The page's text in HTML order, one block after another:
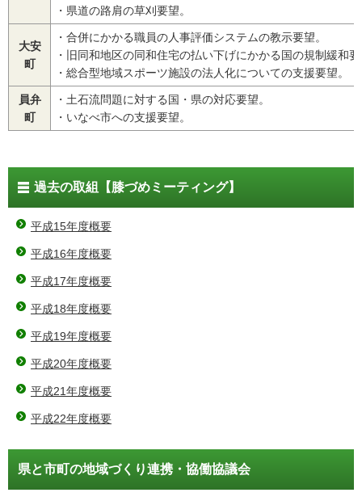
・県道の路肩の草刈要望。
大安
町
・合併にかかる職員の人事評価システムの教示要望。
・旧同和地区の同和住宅の払い下げにかかる国の規制緩和
・総合型地域スポーツ施設の法人化についての支援要望。
員弁
町
・土石流問題に対する国・県の対応要望。
・いなべ市への支援要望。
過去の取組【膝づめミーティング】
平成15年度概要
平成16年度概要
平成17年度概要
平成18年度概要
平成19年度概要
平成20年度概要
平成21年度概要
平成22年度概要
県と市町の地域づくり連携・協働協議会